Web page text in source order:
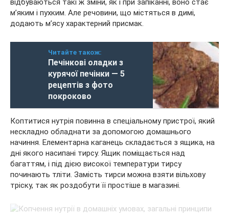
відбуваються такі ж зміни, як і при запіканні, воно стає
м’яким і пухким. Але речовини, що містяться в димі,
додають м’ясу характерний присмак.
Читайте також:
Печінкові оладки з
курячої печінки — 5
рецептів з фото
покроково
Коптитися нутрія повинна в спеціальному пристрої, який
нескладно обладнати за допомогою домашнього
начиння. Елементарна каганець складається з ящика, на
дні якого насипані тирсу. Ящик поміщається над
багаттям, і під дією високої температури тирсу
починають тліти. Замість тирси можна взяти вільхову
тріску, так як роздобути її простіше в магазині.